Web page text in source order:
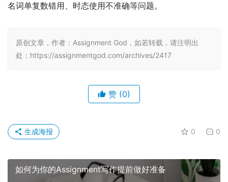
名词单复数错用、时态使用不准确等问题。
原创文章，作者：Assignment God，如若转载，请注明出
处：https://assignmentgod.com/archives/2417
赞 (0)
0 0
生成海报
如何为你的Assignment写作提前做好准备